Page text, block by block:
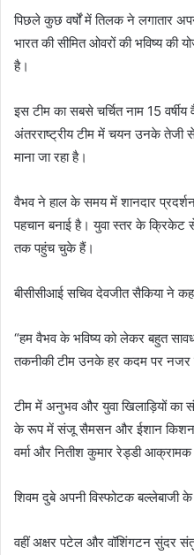
पिछले कुछ वर्षों में तिलक ने लगातार
भारत की सीमित ओवरों की भविष्य की
है।
इस टीम का सबसे चर्चित नाम 15
अंतरराष्ट्रीय टीम में चयन उनके तेजी
माना जा रहा है।
वैभव ने हाल के समय में शानदार
पहचान बनाई है। युवा स्तर के क्रिकेट
तक पहुंच चुके हैं।
बीसीसीआई सचिव देवजीत सैकिया ने
“हम वैभव के भविष्य को लेकर बहुत
तकनीकी टीम उनके हर कदम पर नजर
टीम में अनुभव और युवा खिलाड़ियों
के रूप में संजू सैमसन और ईशान किशन
वर्मा और नितीश कुमार रेड्डी
शिवम दुबे अपनी विस्फोटक बल्लेबाजी
वहीं अक्षर पटेल और वॉशिंगटन सुंदर